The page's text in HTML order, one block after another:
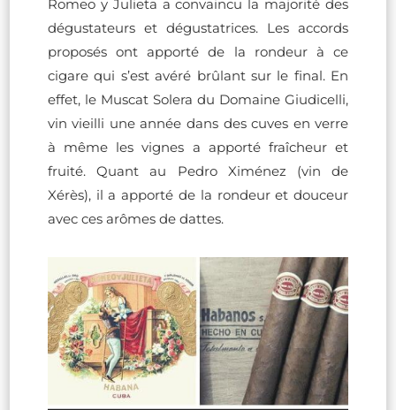
Romeo y Julieta a convaincu la majorité des
dégustateurs et dégustatrices. Les accords
proposés ont apporté de la rondeur à ce
cigare qui s’est avéré brûlant sur le final. En
effet, le Muscat Solera du Domaine Giudicelli,
vin vieilli une année dans des cuves en verre
à même les vignes a apporté fraîcheur et
fruité. Quant au Pedro Ximénez (vin de
Xérès), il a apporté de la rondeur et douceur
avec ces arômes de dattes.